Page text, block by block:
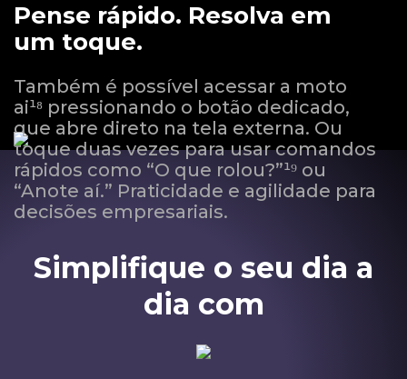
Pense rápido. Resolva em
um toque.
Também é possível acessar a moto
ai¹⁸ pressionando o botão dedicado,
que abre direto na tela externa. Ou
toque duas vezes para usar comandos
rápidos como “O que rolou?”¹⁹ ou
“Anote aí.” Praticidade e agilidade para
decisões empresariais.
Simplifique o seu dia a
dia com